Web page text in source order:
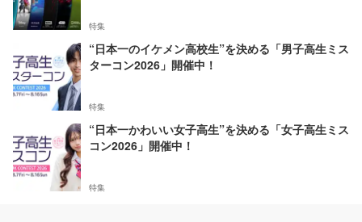
特集
“日本一のイケメン高校生”を決める「男子高生ミス
ターコン2026」開催中！
特集
“日本一かわいい女子高生”を決める「女子高生ミス
コン2026」開催中！
特集